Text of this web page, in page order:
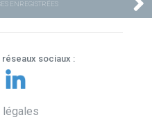
ENREGISTRÉES
sociaux :
légales